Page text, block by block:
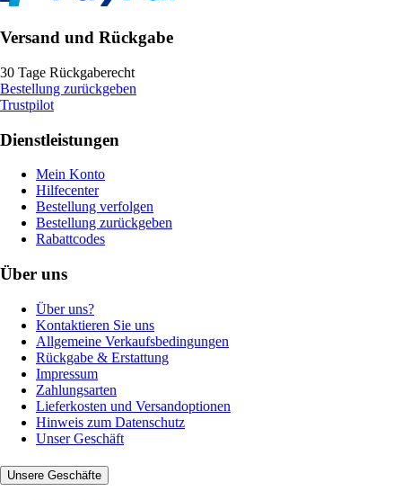
Versand und Rückgabe
30 Tage Rückgaberecht
Bestellung zurückgeben
Trustpilot
Dienstleistungen
Mein Konto
Hilfecenter
Bestellung verfolgen
Bestellung zurückgeben
Rabattcodes
Über uns
Über uns?
Kontaktieren Sie uns
Allgemeine Verkaufsbedingungen
Rückgabe & Erstattung
Impressum
Zahlungsarten
Lieferkosten und Versandoptionen
Hinweis zum Datenschutz
Unser Geschäft
Unsere Geschäfte